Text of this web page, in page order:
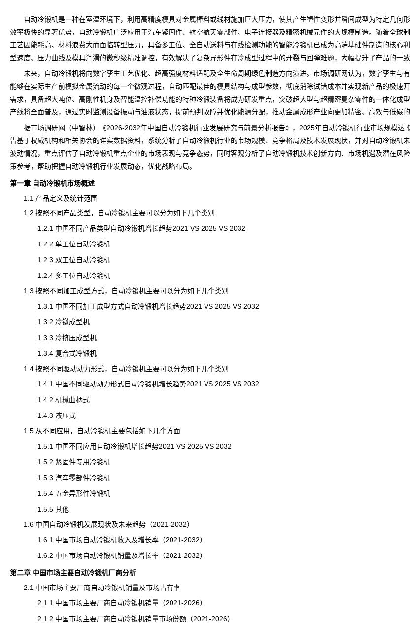
自动冷锻机是一种在室温环境下，利用高精度模具对金属棒料或线材施加巨大压力，使其产生塑性变形并瞬间成型为特定几何
效率极快的显著优势，自动冷锻机广泛应用于汽车紧固件、航空航天零部件、电子连接器及精密机械元件的大规模制造。随着全
工艺因能耗高、材料浪费大而面临转型压力，具备多工位、全自动送料与在线检测功能的智能冷锻机已成为高端基础件制造的核
型速度、压力曲线及模具润滑的微秒级精准调控，有效解决了复杂异形件在冷成型过程中的开裂与回弹难题，大幅提升了产品的一致
未来，自动冷锻机将向数字孪生工艺优化、超高强度材料适配及全生命周期绿色制造方向演进。市场调研网认为，数字孪生与
能够在实际生产前模拟金属流动的每一个微观过程，自动匹配最佳的模具结构与成型参数，彻底消除试错成本并实现新产品的极速
需求，具备超大吨位、高刚性机身及智能温控补偿功能的特种冷锻装备将成为研发重点，突破超大型与超精密复杂零件的一体化成
产线将全面普及，通过实时监测设备振动与油液状态，提前预判故障并优化能源分配，推动金属成形产业向更加精密、高效与低碳的
据市场调研网（中智林）《2026-2032年中国自动冷锻机行业发展研究与前景分析报告》，2025年自动冷锻机行业市场规模达
告基于权威机构和相关协会的详实数据资料，系统分析了自动冷锻机行业的市场规模、竞争格局及技术发展现状，并对自动冷锻机
波动情况，重点评估了自动冷锻机重点企业的市场表现与竞争态势，同时客观分析了自动冷锻机技术创新方向、市场机遇及潜在
策参考，帮助把握自动冷锻机行业发展动态，优化战略布局。
第一章 自动冷锻机市场概述
1.1 产品定义及统计范围
1.2 按照不同产品类型，自动冷锻机主要可以分为如下几个类别
1.2.1 中国不同产品类型自动冷锻机增长趋势2021 VS 2025 VS 2032
1.2.2 单工位自动冷锻机
1.2.3 双工位自动冷锻机
1.2.4 多工位自动冷锻机
1.3 按照不同加工成型方式，自动冷锻机主要可以分为如下几个类别
1.3.1 中国不同加工成型方式自动冷锻机增长趋势2021 VS 2025 VS 2032
1.3.2 冷镦成型机
1.3.3 冷挤压成型机
1.3.4 复合式冷锻机
1.4 按照不同驱动动力形式，自动冷锻机主要可以分为如下几个类别
1.4.1 中国不同驱动动力形式自动冷锻机增长趋势2021 VS 2025 VS 2032
1.4.2 机械曲柄式
1.4.3 液压式
1.5 从不同应用，自动冷锻机主要包括如下几个方面
1.5.1 中国不同应用自动冷锻机增长趋势2021 VS 2025 VS 2032
1.5.2 紧固件专用冷锻机
1.5.3 汽车零部件冷锻机
1.5.4 五金异形件冷锻机
1.5.5 其他
1.6 中国自动冷锻机发展现状及未来趋势（2021-2032）
1.6.1 中国市场自动冷锻机收入及增长率（2021-2032）
1.6.2 中国市场自动冷锻机销量及增长率（2021-2032）
第二章 中国市场主要自动冷锻机厂商分析
2.1 中国市场主要厂商自动冷锻机销量及市场占有率
2.1.1 中国市场主要厂商自动冷锻机销量（2021-2026）
2.1.2 中国市场主要厂商自动冷锻机销量市场份额（2021-2026）